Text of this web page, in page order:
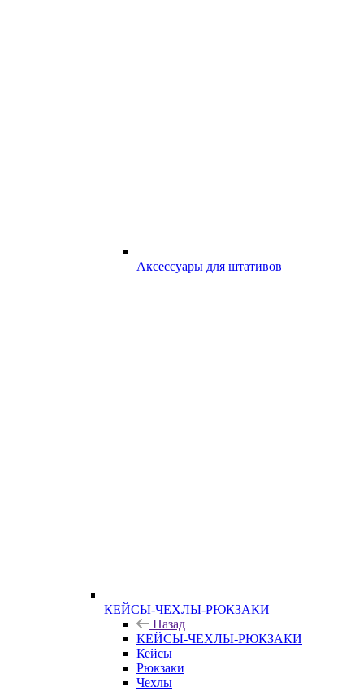
Аксессуары для штативов
КЕЙСЫ-ЧЕХЛЫ-РЮКЗАКИ
Назад
КЕЙСЫ-ЧЕХЛЫ-РЮКЗАКИ
Кейсы
Рюкзаки
Чехлы